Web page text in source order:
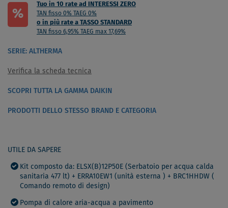
%
Tuo in 10 rate ad INTERESSI ZERO
TAN fisso 0% TAEG 0%
o in più rate a TASSO STANDARD
TAN fisso 6,95% TAEG max 17,69%
SERIE: ALTHERMA
Verifica la scheda tecnica
SCOPRI TUTTA LA GAMMA DAIKIN
PRODOTTI DELLO STESSO BRAND E CATEGORIA
UTILE DA SAPERE
Kit composto da: ELSX(B)12P50E (Serbatoio per acqua calda
sanitaria 477 lt) + ERRA10EW1 (unità esterna ) + BRC1HHDW (
Comando remoto di design)
Pompa di calore aria-acqua a pavimento